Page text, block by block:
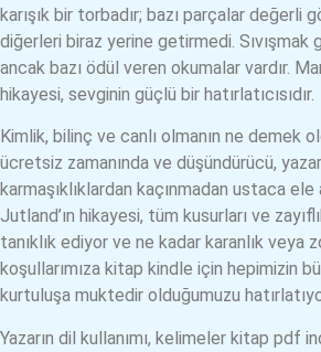
karışık bir torbadır; bazı parçalar değerli
diğerleri biraz yerine getirmedi. Sıvışmak
ancak bazı ödül veren okumalar vardır.
hikayesi, sevginin güçlü bir hatırlatıcısıdır.
Kimlik, bilinç ve canlı olmanın ne demek
ücretsiz zamanında ve düşündürücü,
karmaşıklıklardan kaçınmadan ustaca ele
Jutland’ın hikayesi, tüm kusurları ve
tanıklık ediyor ve ne kadar karanlık veya
koşullarımıza kitap kindle için hepimizin
kurtuluşa muktedir olduğumuzu
Yazarın dil kullanımı, kelimeler kitap pdf